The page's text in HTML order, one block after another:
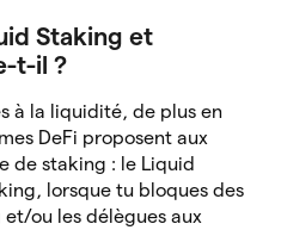
Staking et
t-il ?
à la liquidité, de plus en
DeFi proposent aux
de staking : le Liquid
lorsque tu bloques des
ou les délègues aux